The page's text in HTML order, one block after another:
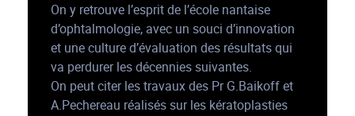
On y retrouve l’esprit de l’école nantaise
d’ophtalmologie, avec un souci d’innovation
et une culture d’évaluation des résultats qui
va perdurer les décennies suivantes.
On peut citer les travaux des Pr G.Baikoff et
A.Pechereau réalisés sur les kératoplasties